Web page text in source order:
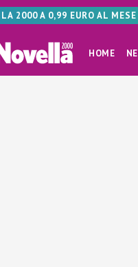
2000 A 0,99 EURO AL MESE
HOME